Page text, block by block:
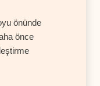
önünde
önce